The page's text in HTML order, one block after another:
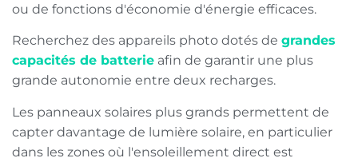
ou de fonctions d'économie d'énergie efficaces.
Recherchez des appareils photo dotés de grandes
capacités de batterie afin de garantir une plus
grande autonomie entre deux recharges.
Les panneaux solaires plus grands permettent de
capter davantage de lumière solaire, en particulier
dans les zones où l'ensoleillement direct est